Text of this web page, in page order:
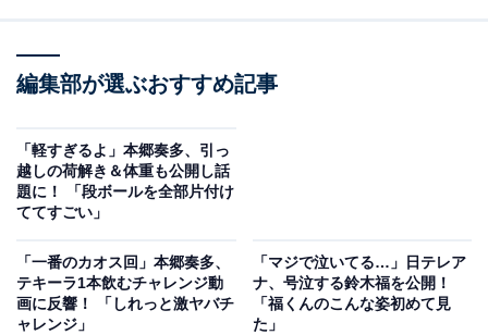
編集部が選ぶおすすめ記事
「軽すぎるよ」本郷奏多、引っ
越しの荷解き＆体重も公開し話
題に！ 「段ボールを全部片付け
ててすごい」
「一番のカオス回」本郷奏多、
テキーラ1本飲むチャレンジ動
画に反響！ 「しれっと激ヤバチ
ャレンジ」
「マジで泣いてる…」日テレア
ナ、号泣する鈴木福を公開！
「福くんのこんな姿初めて見
た」